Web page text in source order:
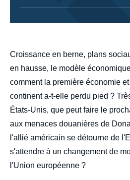
body
Croissance en berne, plans
en hausse, le modèle
comment la première économie
continent a-t-elle perdu pied ?
États-Unis, que peut faire le
aux menaces douanières de
l'allié américain se détourne de
s'attendre à un changement de
l'Union européenne ?